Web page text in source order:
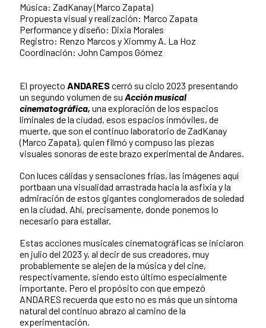
Música: ZadKanay (Marco Zapata)
Propuesta visual y realización: Marco Zapata
Performance y diseño: Dixia Morales
Registro: Renzo Marcos y Xiommy A. La Hoz
Coordinación: John Campos Gómez
El proyecto ANDAREScerró su ciclo 2023 presentando
un segundo volumen de su Acción musical
cinematográfica, una exploración de los espacios
liminales de la ciudad, esos espacios inmóviles, de
muerte, que son el continuo laboratorio de ZadKanay
(Marco Zapata), quien filmó y compuso las piezas
visuales sonoras de este brazo experimental de Andares.
Con luces cálidas y sensaciones frías, las imágenes aquí
portbaan una visualidad arrastrada hacia la asfixia y la
admiración de estos gigantes conglomerados de soledad
en la ciudad. Ahí, precisamente, donde ponemos lo
necesario para estallar.
Estas acciones musicales cinematográficas se iniciaron
en julio del 2023 y, al decir de sus creadores, muy
probablemente se alejen de la música y del cine,
respectivamente, siendo esto último especialmente
importante. Pero el propósito con que empezó
ANDARES recuerda que esto no es más que un síntoma
natural del continuo abrazo al camino de la
experimentación.